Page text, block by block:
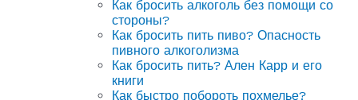
Как бросить алкоголь без помощи со
стороны?
Как бросить пить пиво? Опасность
пивного алкоголизма
Как бросить пить? Ален Карр и его
книги
Как быстро побороть похмелье?